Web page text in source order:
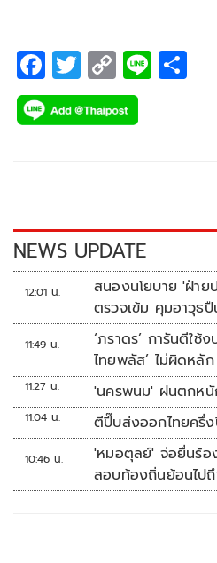
F
ac
e
k
T
wi
tt
C
o
p
k
Li
NEWS UPDATE
12:01 น.
สนองนโยบาย 'ฝ่า
ตรวจเข้ม คุมอาวุธ
11:49 น.
‘ภราดร’ การันตีใช้
ไทยพลัส’ ไม่ผิดหลัก
11:27 น. 'นครพนม' ฝนตกหนั
11:04 น. ตีปี๊บส่งออกไทยครึ่
10:46 น.
'หมอตุลย์' จ่อยื่นร้อ
สอบท้องถิ่นย้อนไป